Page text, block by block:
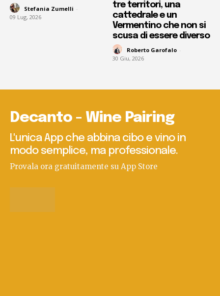
Stefania Zumelli -
09 Lug, 2026
tre territori, una
cattedrale e un
Vermentino che non si
scusa di essere diverso
Roberto Garofalo -
30 Giu, 2026
Decanto - Wine Pairing
L'unica App che abbina cibo e vino in
modo semplice, ma professionale.
Provala ora gratuitamente su App Store